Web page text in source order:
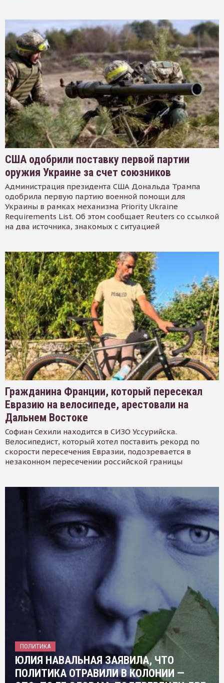
США одобрили поставку первой партии
оружия Украине за счет союзников
Администрация президента США Дональда Трампа
одобрила первую партию военной помощи для
Украины в рамках механизма Priority Ukraine
Requirements List. Об этом сообщает Reuters со ссылкой
на два источника, знакомых с ситуацией
Гражданина Франции, который пересекал
Евразию на велосипеде, арестовали на
Дальнем Востоке
Софиан Сехили находится в СИЗО Уссурийска.
Велосипедист, который хотел поставить рекорд по
скорости пересечения Евразии, подозревается в
незаконном пересечении российской границы
ПОЛИТИКА
ЮЛИЯ НАВАЛЬНАЯ ЗАЯВИЛА, ЧТО
ПОЛИТИКА ОТРАВИЛИ В КОЛОНИИ —